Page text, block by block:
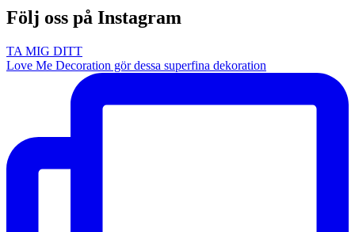
Följ oss på Instagram
TA MIG DITT
Love Me Decoration gör dessa superfina dekoration